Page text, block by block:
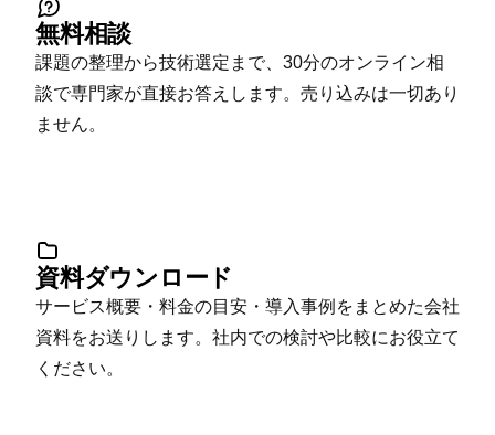
無料相談
課題の整理から技術選定まで、30分のオンライン相
談で専門家が直接お答えします。売り込みは一切あり
ません。
資料ダウンロード
サービス概要・料金の目安・導入事例をまとめた会社
資料をお送りします。社内での検討や比較にお役立て
ください。